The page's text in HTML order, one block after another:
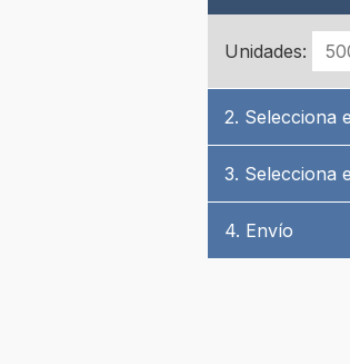
Unidades:
2. Selecciona
3. Selecciona
4. Envío